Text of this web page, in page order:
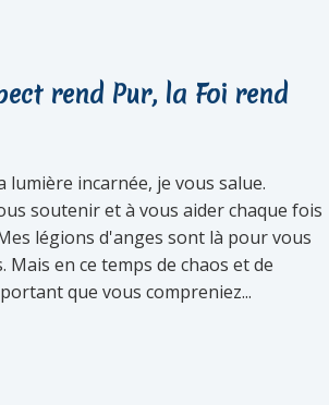
rend Pur, la Foi rend
lumière incarnée, je vous salue.
soutenir et à vous aider chaque fois
légions d'anges sont là pour vous
en ce temps de chaos et de
que vous compreniez...